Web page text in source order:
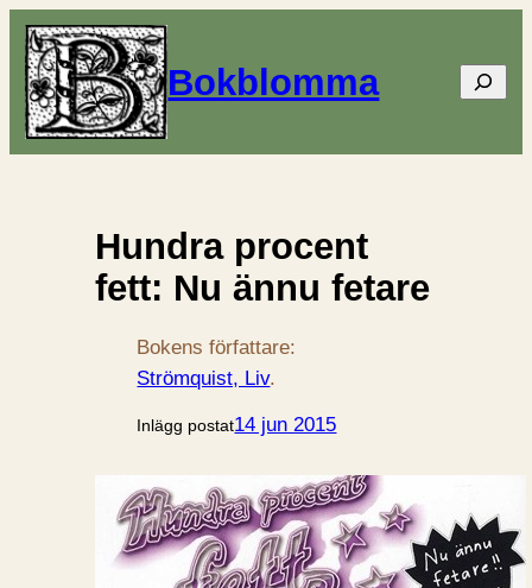
Bokblomma Sök
Hundra procent
fett: Nu ännu fetare
Bokens författare:
Strömquist, Liv.
Inlägg postat14 jun 2015